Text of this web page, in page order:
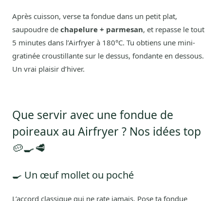
Après cuisson, verse ta fondue dans un petit plat,
saupoudre de chapelure + parmesan, et repasse le tout
5 minutes dans l’Airfryer à 180°C. Tu obtiens une mini-
gratinée croustillante sur le dessus, fondante en dessous.
Un vrai plaisir d’hiver.
Que servir avec une fondue de
poireaux au Airfryer ? Nos idées top
🥔🍳🥩
🍳 Un œuf mollet ou poché
L’accord classique qui ne rate jamais. Pose ta fondue